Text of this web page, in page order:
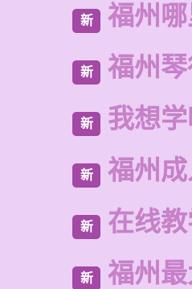
新 福州
新 福州
新 我想
新 福州
新 在线
新 福州